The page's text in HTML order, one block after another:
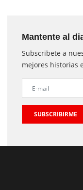
Mantente al
Subscribete a
mejores historias
SUBSCRIBIRME